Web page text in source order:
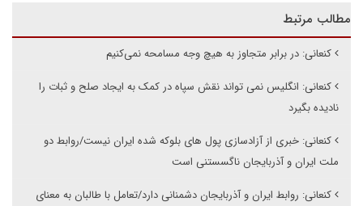
مطالب مرتبط
کنعانی: در برابر متجاوز به هیچ وجه مسامحه نمی‌کنیم
کنعانی: انگلیس نمی تواند نقش سپاه در کمک به ایجاد صلح و ثبات را
نادیده بگیرد
کنعانی: خبری از آزادسازی پول های بلوکه شده ایران نیست/روابط دو
ملت ایران و آذربایجان ناگسستنی است
کنعانی: روابط ایران و آذربایجان دشمنانی دارد/تعامل با طالبان به معنای